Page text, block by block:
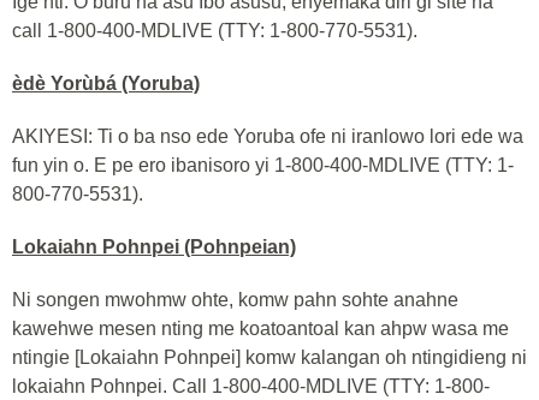
call 1-800-400-MDLIVE (TTY: 1-800-770-5531).
èdè Yorùbá (Yoruba)
AKIYESI: Ti o ba nso ede Yoruba ofe ni iranlowo lori ede wa
fun yin o. E pe ero ibanisoro yi 1-800-400-MDLIVE (TTY: 1-
800-770-5531).
Lokaiahn Pohnpei (Pohnpeian)
Ni songen mwohmw ohte, komw pahn sohte anahne
kawehwe mesen nting me koatoantoal kan ahpw wasa me
ntingie [Lokaiahn Pohnpei] komw kalangan oh ntingidieng ni
lokaiahn Pohnpei. Call 1-800-400-MDLIVE (TTY: 1-800-